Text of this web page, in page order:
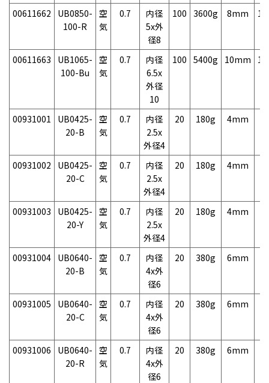
00611662
UB0850-
100-R
空
気
0.7
内径
5x外
径8
100 3600g 8mm
00611663
UB1065-
100-Bu
空
気
0.7
内径
6.5x
外径
10
100 5400g 10mm
00931001
UB0425-
20-B
空
気
0.7
内径
2.5x
外径4
20 180g 4mm
00931002
UB0425-
20-C
空
気
0.7
内径
2.5x
外径4
20 180g 4mm
00931003
UB0425-
20-Y
空
気
0.7
内径
2.5x
外径4
20 180g 4mm
00931004 UB0640-
20-B
空
気
0.7
内径
4x外
径6
20 380g 6mm
00931005
UB0640-
20-C
空
気
0.7
内径
4x外
径6
20 380g 6mm
00931006
UB0640-
20-R
空
気
0.7
内径
4x外
径6
20 380g 6mm